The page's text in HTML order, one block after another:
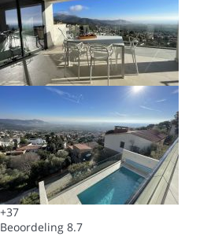
+37
Beoordeling 8.7